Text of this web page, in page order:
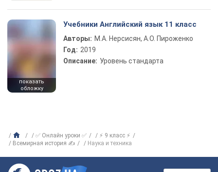
показать
обложку
Учебники Английский язык 11 класс
Авторы: М.А. Нерсисян, А.О. Пироженко
Год: 2019
Описание: Уровень стандарта
✅ Онлайн уроки ✅
⚡ 9 класс ⚡
Всемирная история ✍
Наука и техника